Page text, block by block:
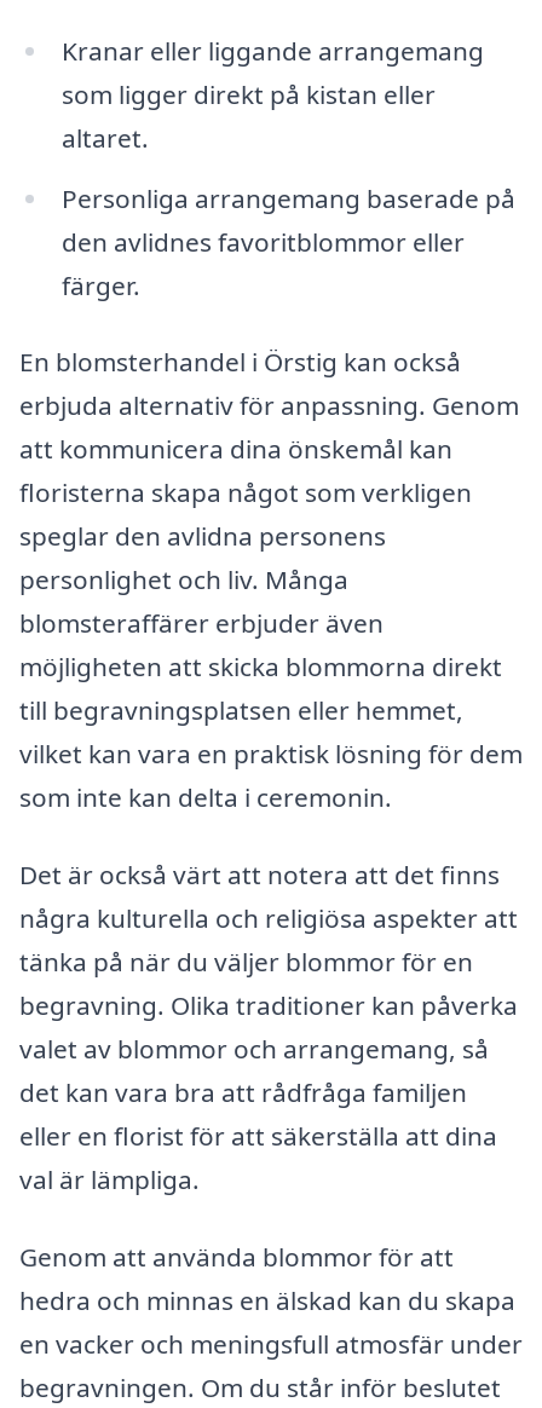
Kranar eller liggande arrangemang
som ligger direkt på kistan eller
altaret.
Personliga arrangemang baserade på
den avlidnes favoritblommor eller
färger.
En blomsterhandel i Örstig kan också
erbjuda alternativ för anpassning. Genom
att kommunicera dina önskemål kan
floristerna skapa något som verkligen
speglar den avlidna personens
personlighet och liv. Många
blomsteraffärer erbjuder även
möjligheten att skicka blommorna direkt
till begravningsplatsen eller hemmet,
vilket kan vara en praktisk lösning för dem
som inte kan delta i ceremonin.
Det är också värt att notera att det finns
några kulturella och religiösa aspekter att
tänka på när du väljer blommor för en
begravning. Olika traditioner kan påverka
valet av blommor och arrangemang, så
det kan vara bra att rådfråga familjen
eller en florist för att säkerställa att dina
val är lämpliga.
Genom att använda blommor för att
hedra och minnas en älskad kan du skapa
en vacker och meningsfull atmosfär under
begravningen. Om du står inför beslutet